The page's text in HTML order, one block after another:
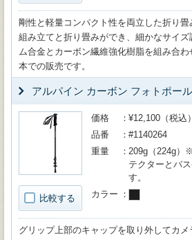
剛性と軽量コンパクト性を両立した折り
組み立てと折り畳みができ、細かなサイ
ム合金とカーボン繊維強化樹脂を組み合
本での販売です。
アルパイン カーボン フォトポール
比較する
価格
¥12,100（税込）
品番
#1140264
重量
209g（224g）
テクターとバ
す。
カラー
グリップ上部のキャップを取り外してカ